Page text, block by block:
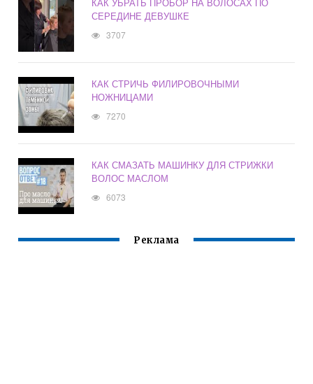
СЕРЕДИНЕ ДЕВУШКЕ
3707
КАК СТРИЧЬ ФИЛИРОВОЧНЫМИ
НОЖНИЦАМИ
7270
КАК СМАЗАТЬ МАШИНКУ ДЛЯ СТРИЖКИ
ВОЛОС МАСЛОМ
6073
Реклама